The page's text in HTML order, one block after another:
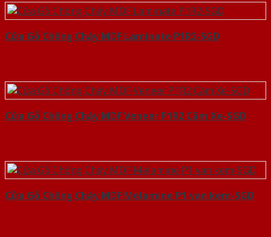
Cửa Gỗ Chống Cháy MDF Laminate P1R2-SGD
Cửa Gỗ Chống Cháy MDF Veneer P1R2 Căm Xe-SGD
Cửa Gỗ Chống Cháy MDF Melamine P1 van kem-SGD